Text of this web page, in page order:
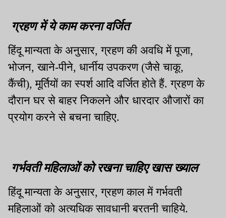
ग्रहण में ये काम करना वर्जित
हिंदू मान्यता के अनुसार, ग्रहण की अवधि में पूजा,
भोजन, खाने-पीने, धार्नीय उपकरण (जैसे चाकू,
कैंची), मूर्तियों का स्पर्श आदि वर्जित होते हैं. ग्रहण के
दौरान घर से बाहर निकलने और धारदार औजारों का
प्रयोग करने से बचना चाहिए.
गर्भवती महिलाओं को रखना चाहिए खास ख्याल
हिंदू मान्यता के अनुसार, ग्रहण काल में गर्भवती
महिलाओं को अत्यधिक सावधानी बरतनी चाहिये.